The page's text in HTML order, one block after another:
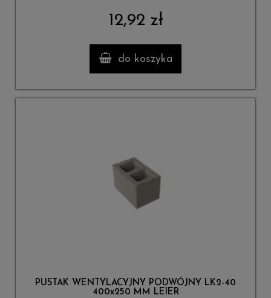
12,92 zł
do koszyka
PUSTAK WENTYLACYJNY PODWÓJNY LK2-40
400x250 MM LEIER